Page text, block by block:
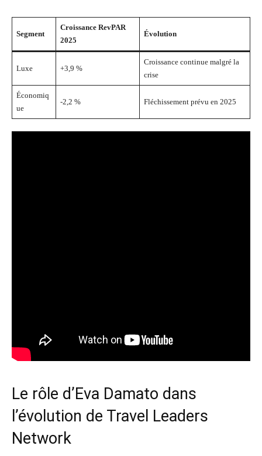
Segment
Croissance RevPAR
2025
Évolution
Luxe +3,9 %
Croissance continue malgré la
crise
Économiq
ue
-2,2 % Fléchissement prévu en 2025
Le rôle d’Eva Damato dans
l’évolution de Travel Leaders
Network